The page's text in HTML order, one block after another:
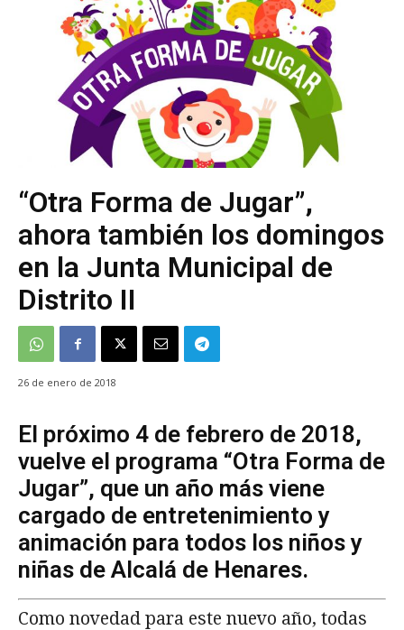
“Otra Forma de Jugar”,
ahora también los domingos
en la Junta Municipal de
Distrito II
26 de enero de 2018
El próximo 4 de febrero de 2018,
vuelve el programa “Otra Forma de
Jugar”, que un año más viene
cargado de entretenimiento y
animación para todos los niños y
niñas de Alcalá de Henares.
Como novedad para este nuevo año, todas